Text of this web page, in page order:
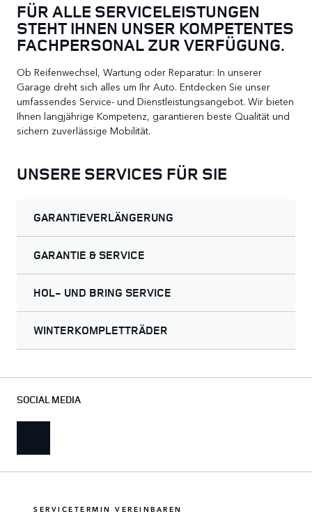
FÜR ALLE SERVICELEISTUNGEN
STEHT IHNEN UNSER KOMPETENTES
FACHPERSONAL ZUR VERFÜGUNG.
Ob Reifenwechsel, Wartung oder Reparatur: In unserer
Garage dreht sich alles um Ihr Auto. Entdecken Sie unser
umfassendes Service- und Dienstleistungsangebot. Wir bieten
Ihnen langjährige Kompetenz, garantieren beste Qualität und
sichern zuverlässige Mobilität.
UNSERE SERVICES FÜR SIE
GARANTIEVERLÄNGERUNG
GARANTIE & SERVICE
HOL- UND BRING SERVICE
WINTERKOMPLETTRÄDER
SERVICETERMIN VEREINBAREN
SOCIAL MEDIA